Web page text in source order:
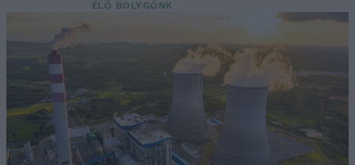
ÉLŐ BOLYGÓNK